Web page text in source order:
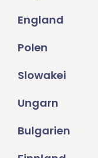
England
Polen
Slowakei
Ungarn
Bulgarien